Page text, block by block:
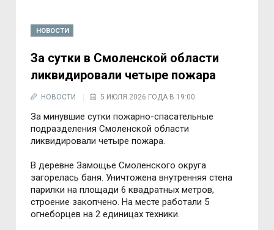
НОВОСТИ
За сутки в Смоленской области
ликвидировали четыре пожара
НОВОСТИ 5 ИЮЛЯ 2026 ГОДА В 19:00
За минувшие сутки пожарно-спасательные
подразделения Смоленской области
ликвидировали четыре пожара.
В деревне Замощье Смоленского округа
загорелась баня. Уничтожена внутренняя стена
парилки на площади 6 квадратных метров,
строение закопчено. На месте работали 5
огнеборцев на 2 единицах техники.